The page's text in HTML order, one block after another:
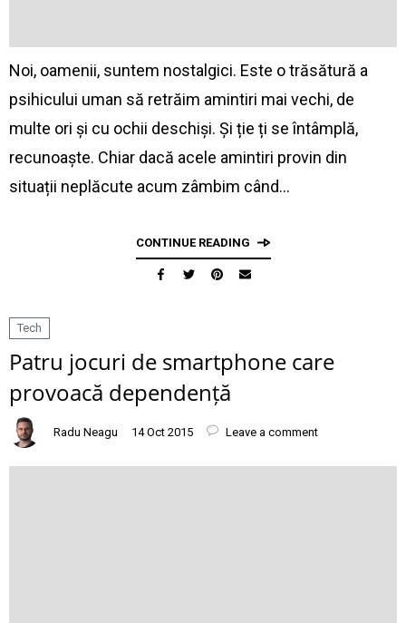
Noi, oamenii, suntem nostalgici. Este o trăsătură a
psihicului uman să retrăim amintiri mai vechi, de
multe ori și cu ochii deschiși. Și ție ți se întâmplă,
recunoaște. Chiar dacă acele amintiri provin din
situații neplăcute acum zâmbim când…
CONTINUE READING
Tech
Patru jocuri de smartphone care
provoacă dependență
Radu Neagu 14 Oct 2015 Leave a comment